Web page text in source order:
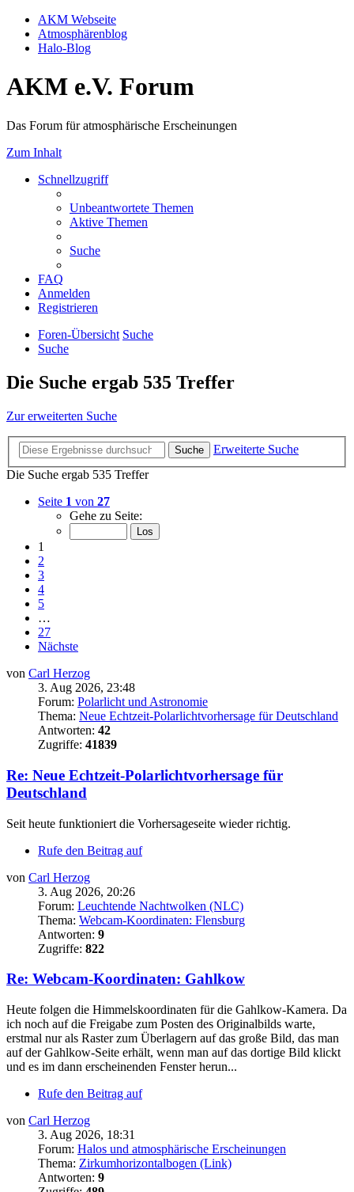
AKM Webseite
Atmosphärenblog
Halo-Blog
AKM e.V. Forum
Das Forum für atmosphärische Erscheinungen
Zum Inhalt
Schnellzugriff
Unbeantwortete Themen
Aktive Themen
Suche
FAQ
Anmelden
Registrieren
Foren-Übersicht Suche
Suche
Die Suche ergab 535 Treffer
Zur erweiterten Suche
Suche
Erweiterte Suche
Die Suche ergab 535 Treffer
Seite 1 von 27
Gehe zu Seite:
1
2
3
4
5
…
27
Nächste
von Carl Herzog
3. Aug 2026, 23:48
Forum: Polarlicht und Astronomie
Thema: Neue Echtzeit-Polarlichtvorhersage für Deutschland
Antworten: 42
Zugriffe: 41839
Re: Neue Echtzeit-Polarlichtvorhersage für
Deutschland
Seit heute funktioniert die Vorhersageseite wieder richtig.
Rufe den Beitrag auf
von Carl Herzog
3. Aug 2026, 20:26
Forum: Leuchtende Nachtwolken (NLC)
Thema: Webcam-Koordinaten: Flensburg
Antworten: 9
Zugriffe: 822
Re: Webcam-Koordinaten: Gahlkow
Heute folgen die Himmelskoordinaten für die Gahlkow-Kamera. Da
ich noch auf die Freigabe zum Posten des Originalbilds warte,
erstmal nur als Raster zum Überlagern auf das große Bild, das man
auf der Gahlkow-Seite erhält, wenn man auf das dortige Bild klickt
und es im dann erscheinenden Fenster herun...
Rufe den Beitrag auf
von Carl Herzog
3. Aug 2026, 18:31
Forum: Halos und atmosphärische Erscheinungen
Thema: Zirkumhorizontalbogen (Link)
Antworten: 9